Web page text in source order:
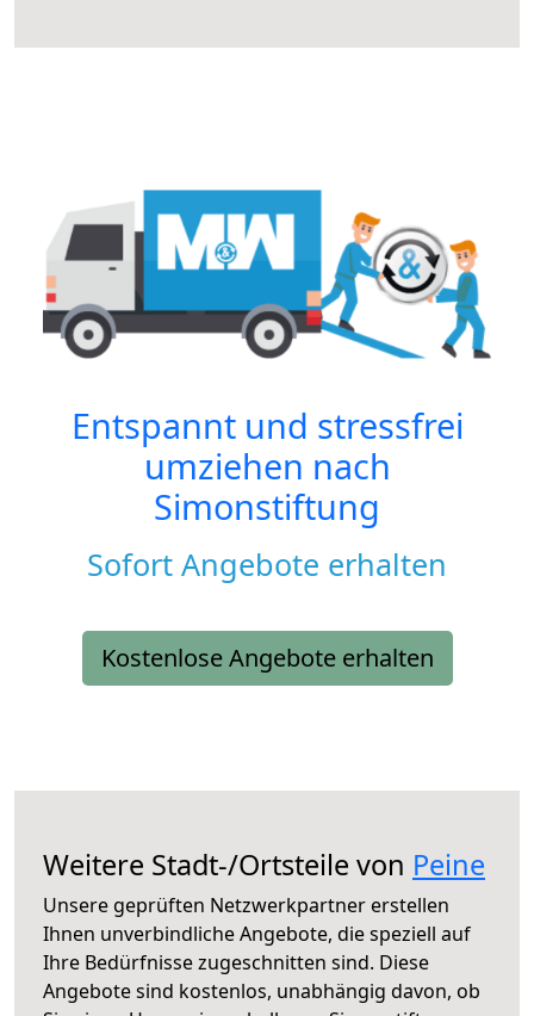
Entspannt und stressfrei
umziehen nach
Simonstiftung
Sofort Angebote erhalten
Kostenlose Angebote erhalten
Weitere Stadt-/Ortsteile von Peine
Unsere geprüften Netzwerkpartner erstellen
Ihnen unverbindliche Angebote, die speziell auf
Ihre Bedürfnisse zugeschnitten sind. Diese
Angebote sind kostenlos, unabhängig davon, ob